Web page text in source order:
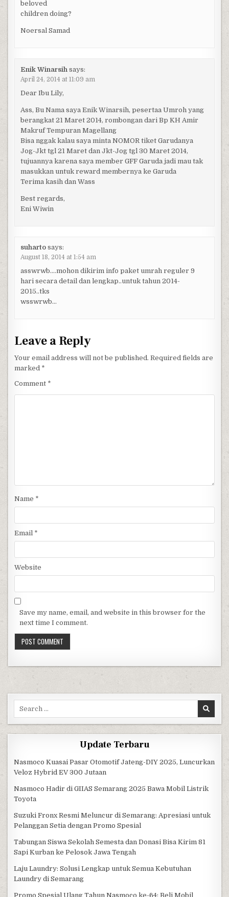
beloved
children doing?
Noersal Samad
Enik Winarsih says:
April 24, 2014 at 11:09 am
Dear Ibu Lily,
Ass, Bu Nama saya Enik Winarsih, pesertaa Umroh yang
berangkat 21 Maret 2014, rombongan dari Bp KH Amir
Makruf Tempuran Magellang
Bisa nggak kalau saya minta NOMOR tiket Garudanya
Jog-Jkt tgl 21 Maret dan Jkt-Jog tgl 30 Maret 2014,
tujuannya karena saya member GFF Garuda jadi mau tak
masukkan untuk reward membernya ke Garuda
Terima kasih dan Wass
Best regards,
Eni Wiwin
suharto says:
August 18, 2014 at 1:54 am
asswrwb….mohon dikirim info paket umrah reguler 9
hari secara detail dan lengkap..untuk tahun 2014-
2015..tks
wsswrwb…
Leave a Reply
Your email address will not be published. Required fields are
marked *
Comment *
Name *
Email *
Website
Save my name, email, and website in this browser for the
next time I comment.
Search for:
Update Terbaru
Nasmoco Kuasai Pasar Otomotif Jateng-DIY 2025, Luncurkan
Veloz Hybrid EV 300 Jutaan
Nasmoco Hadir di GIIAS Semarang 2025 Bawa Mobil Listrik
Toyota
Suzuki Fronx Resmi Meluncur di Semarang: Apresiasi untuk
Pelanggan Setia dengan Promo Spesial
Tabungan Siswa Sekolah Semesta dan Donasi Bisa Kirim 81
Sapi Kurban ke Pelosok Jawa Tengah
Laju Laundry: Solusi Lengkap untuk Semua Kebutuhan
Laundry di Semarang
Promo Spesial Ulang Tahun Nasmoco ke-64: Beli Mobil